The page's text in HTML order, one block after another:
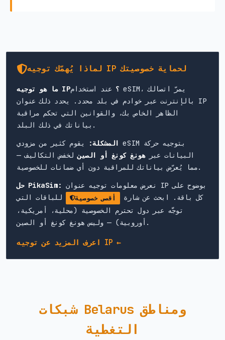
لماذا يُهمّك توجيه IP لحماية خصوصيتك
ما هو توجيه IP؟ عند استخدام eSIM، يمرّ اتصالك
بالإنترنت عبر خوادم في بلد محدد. يحدد ذلك عنوان IP
الظاهر الخاص بك، والقوانين التي تحكم مراقبة
بياناتك في ذلك البلد.
المشكلة:
يقوم كثير من مزودي eSIM بتوجيه حركة
البيانات عبرهونغ كونغ أو الصينلخفض التكاليف —
مما يُعرّض بياناتك للمراقبة دون أي ضمانات للخصوصية.
حل PikaSim:
كل باقة. ابحث عن شارة
أقصى خصوصية
للباقات التي
توجَّه عبر دول تحترم الخصوصية (محلية، أمريكية،
أوروبية) — وليس هونغ كونغ أو الصين.
اعرف المزيد عن توجيه IP ←
شبكات Belarus ومناطق
التغطية